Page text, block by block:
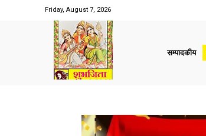
Friday, August 7, 2026
सम्पादकीय